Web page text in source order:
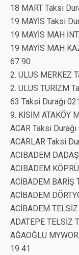
18 MART Taksi
19 MAYİS Taksi
19 MAYİS MAH
19 MAYİS MAH
67 90
2. ULUS MERKEZ
2. ULUS TURİZM
63 Taksi Durağı
9. KİSİM ATAKÖY
ACAR Taksi
ACARLAR Taksi
ACIBADEM
ACIBADEM
ACİBADEM BARİŞ
ACİBADEM
ACİBADEM
ADATEPE TELSİZ
AĞAOĞLU
19 41